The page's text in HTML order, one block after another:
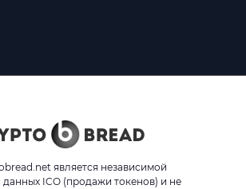
является независимой
данных ICO (продажи токенов) и не